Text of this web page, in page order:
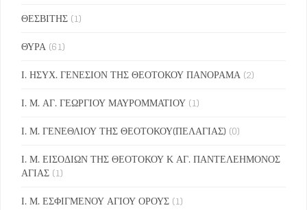
ΘΕΣΒΙΤΗΣ (1)
ΘΥΡΑ (61)
Ι. ΗΣΥΧ. ΓΕΝΕΣΙΟΝ ΤΗΣ ΘΕΟΤΟΚΟΥ ΠΑΝΟΡΑΜΑ (2)
Ι. Μ. ΑΓ. ΓΕΩΡΓΙΟΥ ΜΑΥΡΟΜΜΑΤΙΟΥ (1)
Ι. Μ. ΓΕΝΕΘΛΙΟΥ ΤΗΣ ΘΕΟΤΟΚΟΥ(ΠΕΛΑΓΙΑΣ) (0)
Ι. Μ. ΕΙΣΟΔΙΩΝ ΤΗΣ ΘΕΟΤΟΚΟΥ Κ ΑΓ. ΠΑΝΤΕΛΕΗΜΟΝΟΣ
ΑΓΙΑΣ (1)
Ι. Μ. ΕΣΦΙΓΜΕΝΟΥ ΑΓΙΟΥ ΟΡΟΥΣ (1)